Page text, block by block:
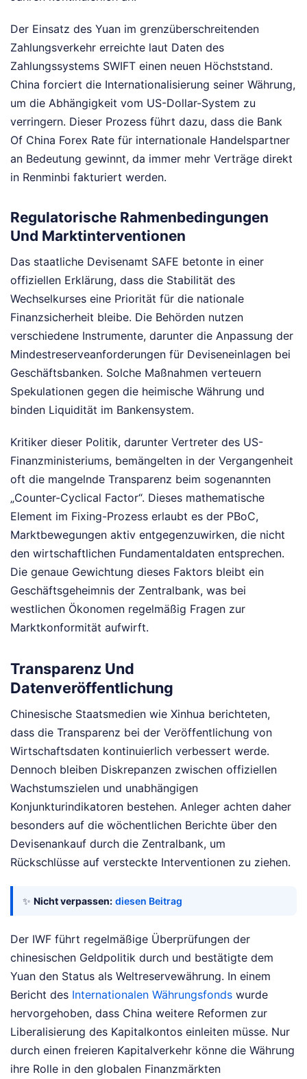
Der Einsatz des Yuan im grenzüberschreitenden
Zahlungsverkehr erreichte laut Daten des
Zahlungssystems SWIFT einen neuen Höchststand.
China forciert die Internationalisierung seiner Währung,
um die Abhängigkeit vom US-Dollar-System zu
verringern. Dieser Prozess führt dazu, dass die Bank
Of China Forex Rate für internationale Handelspartner
an Bedeutung gewinnt, da immer mehr Verträge direkt
in Renminbi fakturiert werden.
Regulatorische Rahmenbedingungen
Und Marktinterventionen
Das staatliche Devisenamt SAFE betonte in einer
offiziellen Erklärung, dass die Stabilität des
Wechselkurses eine Priorität für die nationale
Finanzsicherheit bleibe. Die Behörden nutzen
verschiedene Instrumente, darunter die Anpassung der
Mindestreserveanforderungen für Deviseneinlagen bei
Geschäftsbanken. Solche Maßnahmen verteuern
Spekulationen gegen die heimische Währung und
binden Liquidität im Bankensystem.
Kritiker dieser Politik, darunter Vertreter des US-
Finanzministeriums, bemängelten in der Vergangenheit
oft die mangelnde Transparenz beim sogenannten
„Counter-Cyclical Factor“. Dieses mathematische
Element im Fixing-Prozess erlaubt es der PBoC,
Marktbewegungen aktiv entgegenzuwirken, die nicht
den wirtschaftlichen Fundamentaldaten entsprechen.
Die genaue Gewichtung dieses Faktors bleibt ein
Geschäftsgeheimnis der Zentralbank, was bei
westlichen Ökonomen regelmäßig Fragen zur
Marktkonformität aufwirft.
Transparenz Und
Datenveröffentlichung
Chinesische Staatsmedien wie Xinhua berichteten,
dass die Transparenz bei der Veröffentlichung von
Wirtschaftsdaten kontinuierlich verbessert werde.
Dennoch bleiben Diskrepanzen zwischen offiziellen
Wachstumszielen und unabhängigen
Konjunkturindikatoren bestehen. Anleger achten daher
besonders auf die wöchentlichen Berichte über den
Devisenankauf durch die Zentralbank, um
Rückschlüsse auf versteckte Interventionen zu ziehen.
✨ Nicht verpassen: diesen Beitrag
Der IWF führt regelmäßige Überprüfungen der
chinesischen Geldpolitik durch und bestätigte dem
Yuan den Status als Weltreservewährung. In einem
Bericht des Internationalen Währungsfonds wurde
hervorgehoben, dass China weitere Reformen zur
Liberalisierung des Kapitalkontos einleiten müsse. Nur
durch einen freieren Kapitalverkehr könne die Währung
ihre Rolle in den globalen Finanzmärkten